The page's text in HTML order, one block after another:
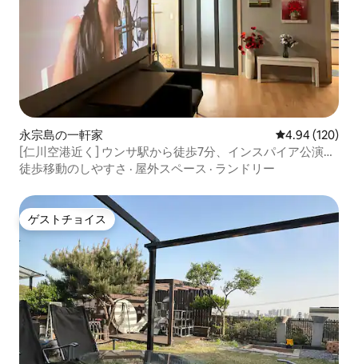
永宗島の一軒家 レビュー120
4.94 (120)
[仁川空港近く] ウンサ駅から徒歩7分、インスパイア公演鑑
賞に最適_301
徒歩移動のしやすさ · 屋外スペース · ランドリー
ゲストチョイス
ゲストチョイス